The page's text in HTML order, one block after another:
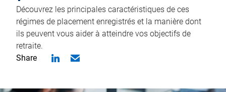
Découvrez les principales caractéristiques de ces
régimes de placement enregistrés et la manière dont
ils peuvent vous aider à atteindre vos objectifs de
retraite.
Share